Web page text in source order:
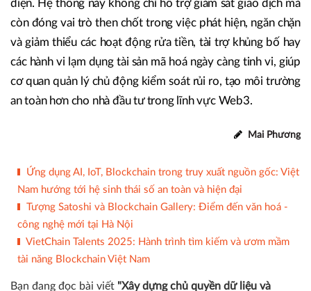
ký tự trước khi chuyển tiền và sử dụng các công cụ cảnh
báo rủi ro tự động để bảo vệ tài sản.
Các chuyên gia cũng nhấn mạnh sự cần thiết của việc xây
dựng và triển khai một hệ thống truy vết on-chain toàn
diện. Hệ thống này không chỉ hỗ trợ giám sát giao dịch mà
và giảm thiểu các hoạt động rửa tiền, tài trợ khủng bố hay
cơ quan quản lý chủ động kiểm soát rủi ro, tạo môi trường
an toàn hơn cho nhà đầu tư trong lĩnh vực Web3.
Ứng dụng AI, IoT, Blockchain trong truy xuất nguồn gốc: Việt
Nam hướng tới hệ sinh thái số an toàn và hiện đại